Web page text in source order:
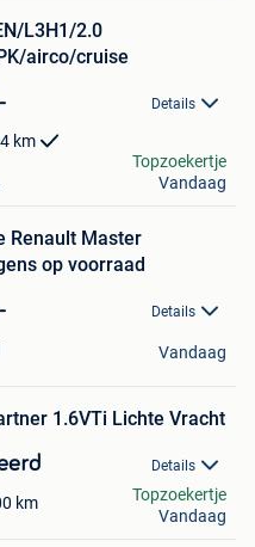
L3H1/2.0
airco/cruise
Details
km
Topzoekertje
Vandaag
Renault Master
op voorraad
Details
Vandaag
1.6VTi Lichte Vracht
Details
km
Topzoekertje
Vandaag